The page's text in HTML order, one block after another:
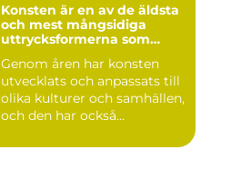
Konsten är en av de äldsta
och mest mångsidiga
uttrycksformerna som
Genom åren har konsten
utvecklats och anpassats till
olika kulturer och samhällen,
och den har också...